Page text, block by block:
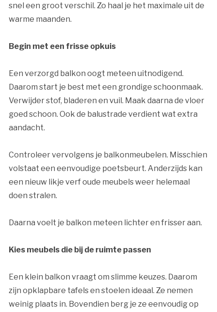
snel een groot verschil. Zo haal je het maximale uit de
warme maanden.
Begin met een frisse opkuis
Een verzorgd balkon oogt meteen uitnodigend.
Daarom start je best met een grondige schoonmaak.
Verwijder stof, bladeren en vuil. Maak daarna de vloer
goed schoon. Ook de balustrade verdient wat extra
aandacht.
Controleer vervolgens je balkonmeubelen. Misschien
volstaat een eenvoudige poetsbeurt. Anderzijds kan
een nieuw likje verf oude meubels weer helemaal
doen stralen.
Daarna voelt je balkon meteen lichter en frisser aan.
Kies meubels die bij de ruimte passen
Een klein balkon vraagt om slimme keuzes. Daarom
zijn opklapbare tafels en stoelen ideaal. Ze nemen
weinig plaats in. Bovendien berg je ze eenvoudig op